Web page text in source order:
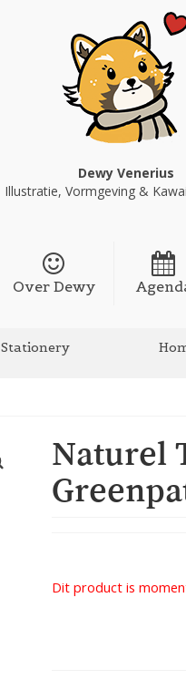
Dewy Venerius
Illustratie, Vormgeving &
Over Dewy
Stationery
Naturel
Dit product is